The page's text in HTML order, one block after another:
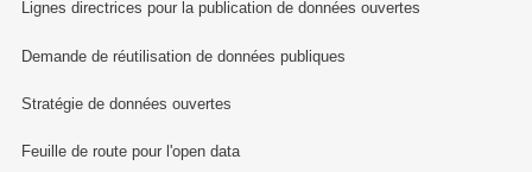
Lignes directrices pour la publication de données ouvertes
Demande de réutilisation de données publiques
Stratégie de données ouvertes
Feuille de route pour l'open data